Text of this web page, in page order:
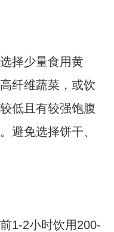
择少量食用黄
纤维蔬菜，或饮
低且有较强饱腹
避免选择饼干、
1-2小时饮用200-